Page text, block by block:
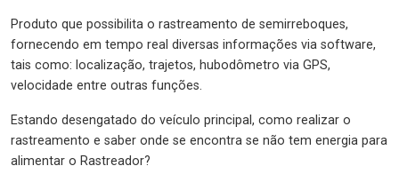
Produto que possibilita o rastreamento de semirreboques,
fornecendo em tempo real diversas informações via software,
tais como: localização, trajetos, hubodômetro via GPS,
velocidade entre outras funções.
Estando desengatado do veículo principal, como realizar o
rastreamento e saber onde se encontra se não tem energia para
alimentar o Rastreador?